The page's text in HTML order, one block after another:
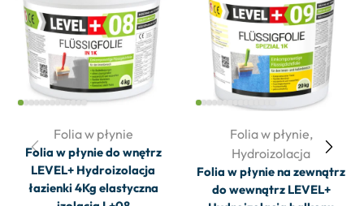
Folia w płynie
Folia w płynie do wnętrz
LEVEL+ Hydroizolacja
łazienki 4Kg elastyczna
Folia w płynie,
Hydroizolacja
Folia w płynie na zewnątrz
do wewnątrz LEVEL+